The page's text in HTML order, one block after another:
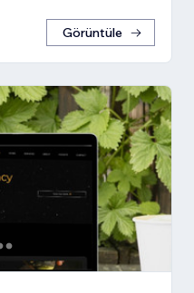
Görüntüle